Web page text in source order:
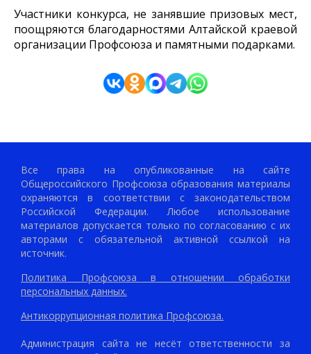
Участники конкурса, не занявшие призовых мест,
поощряются благодарностями Алтайской краевой
организации Профсоюза и памятными подарками.
Все права на опубликованные на сайте
Общероссийского Профсоюза образования материалы
охраняются в соответствии с законодательством
Российской Федерации. Любое использование
материалов допускается только по согласованию с их
авторами с обязательной активной ссылкой на
источник.
Политика Профсоюза в отношении обработки
персональных данных.
Антикоррупционная политика Профсоюза.
Администрация сайта не несёт ответственности за